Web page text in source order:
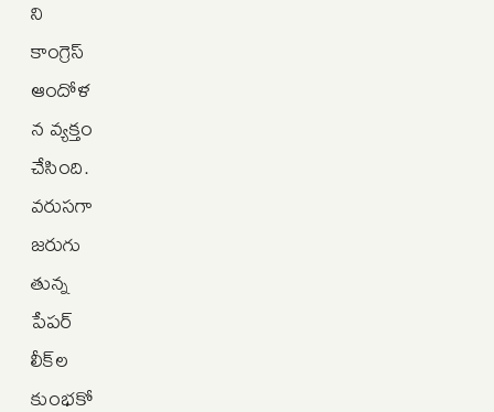
ని
కాంగ్రెస్
ఆందోళ
న వ్యక్తం
చేసింది.
వరుసగా
జరుగు
తున్న
పేపర్‌
లీక్‌ల
కుంభకో